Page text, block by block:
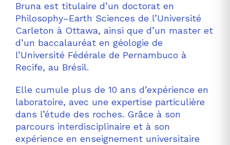
Bruna est titulaire d’un doctorat en
Philosophy–Earth Sciences de l’Université
Carleton à Ottawa, ainsi que d’un master et
d’un baccalauréat en géologie de
l’Université Fédérale de Pernambuco à
Recife, au Brésil.
Elle cumule plus de 10 ans d’expérience en
laboratoire, avec une expertise particulière
dans l’étude des roches. Grâce à son
parcours interdisciplinaire et à son
expérience en enseignement universitaire